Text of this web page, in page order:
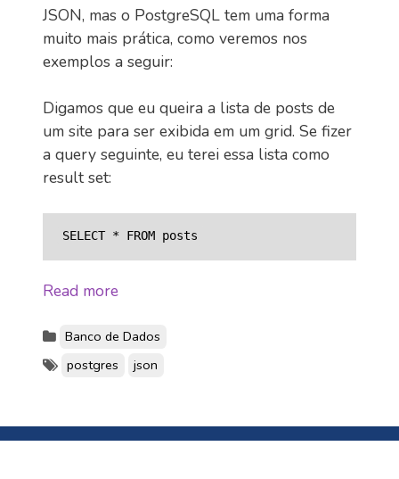
JSON, mas o PostgreSQL tem uma forma
muito mais prática, como veremos nos
exemplos a seguir:
Digamos que eu queira a lista de posts de
um site para ser exibida em um grid. Se fizer
a query seguinte, eu terei essa lista como
result set:
Read more
Banco de Dados
postgres
json